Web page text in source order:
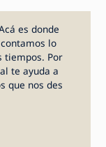
es donde
lo
tiempos. Por
te ayuda a
que nos des